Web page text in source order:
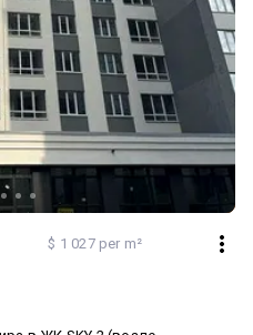
$ 1 027 per m²